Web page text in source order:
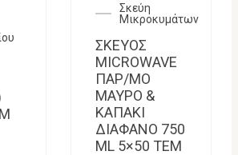
Σκεύη
Μικροκυμάτων
ΣΚΕΥΟΣ
MICROWAVE
ΠΑΡ/ΜΟ
ΜΑΥΡΟ &
ΚΑΠΑΚΙ
ΔΙΑΦΑΝΟ 750
ML 5×50 TEM